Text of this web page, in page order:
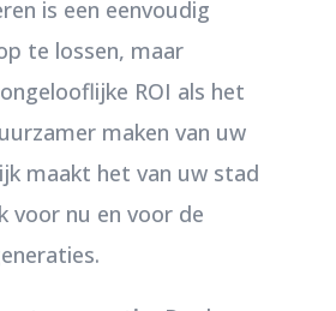
is een eenvoudig
te lossen, maar
ROI als het
maken van uw
maakt het van uw stad
voor nu en voor de